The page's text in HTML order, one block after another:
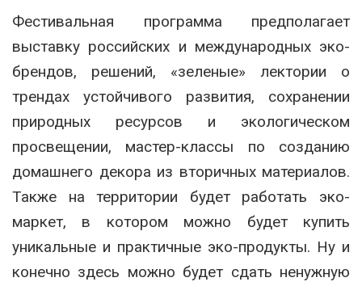
Фестивальная программа предполагает
выставку российских и международных эко-
брендов, решений, «зеленые» лектории о
трендах устойчивого развития, сохранении
природных ресурсов и экологическом
просвещении, мастер-классы по созданию
домашнего декора из вторичных материалов.
Также на территории будет работать эко-
маркет, в котором можно будет купить
уникальные и практичные эко-продукты. Ну и
конечно здесь можно будет сдать ненужную